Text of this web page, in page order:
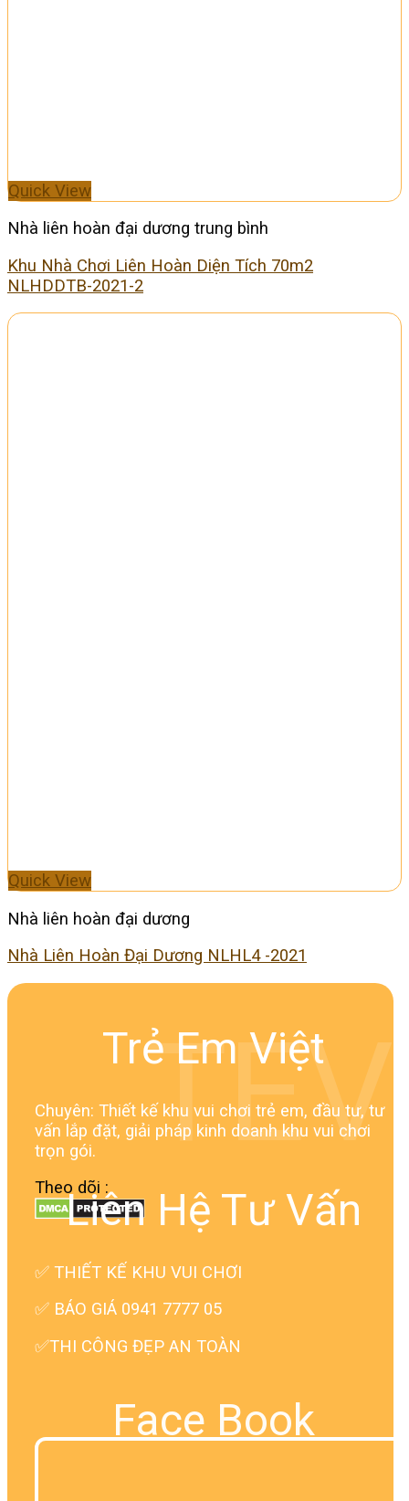
Quick View
Nhà liên hoàn đại dương trung bình
Khu Nhà Chơi Liên Hoàn Diện Tích 70m2
NLHDDTB-2021-2
Quick View
Nhà liên hoàn đại dương
Nhà Liên Hoàn Đại Dương NLHL4 -2021
Trẻ Em Việt
Chuyên: Thiết kế khu vui chơi trẻ em, đầu tư, tư
vấn lắp đặt, giải pháp kinh doanh khu vui chơi
trọn gói.
Theo dõi :
TEV
Liên Hệ Tư Vấn
✅THIẾT KẾ KHU VUI CHƠI
✅ BÁO GIÁ 0941 7777 05
✅THI CÔNG ĐẸP AN TOÀN
Face Book